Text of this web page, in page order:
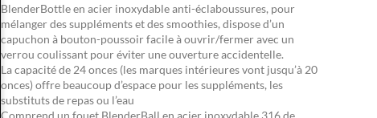
BlenderBottle en acier inoxydable anti-éclaboussures, pour
mélanger des suppléments et des smoothies, dispose d’un
capuchon à bouton-poussoir facile à ouvrir/fermer avec un
verrou coulissant pour éviter une ouverture accidentelle.
La capacité de 24 onces (les marques intérieures vont jusqu’à 20
onces) offre beaucoup d’espace pour les suppléments, les
substituts de repas ou l’eau
Comprend un fouet BlenderBall en acier inoxydable 316 de